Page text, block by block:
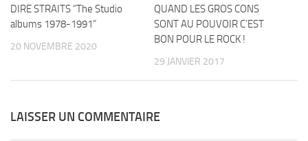
DIRE STRAITS “The Studio
albums 1978-1991”
20 NOVEMBRE 2020
QUAND LES GROS CONS
SONT AU POUVOIR C’EST
BON POUR LE ROCK !
29 JANVIER 2017
LAISSER UN COMMENTAIRE